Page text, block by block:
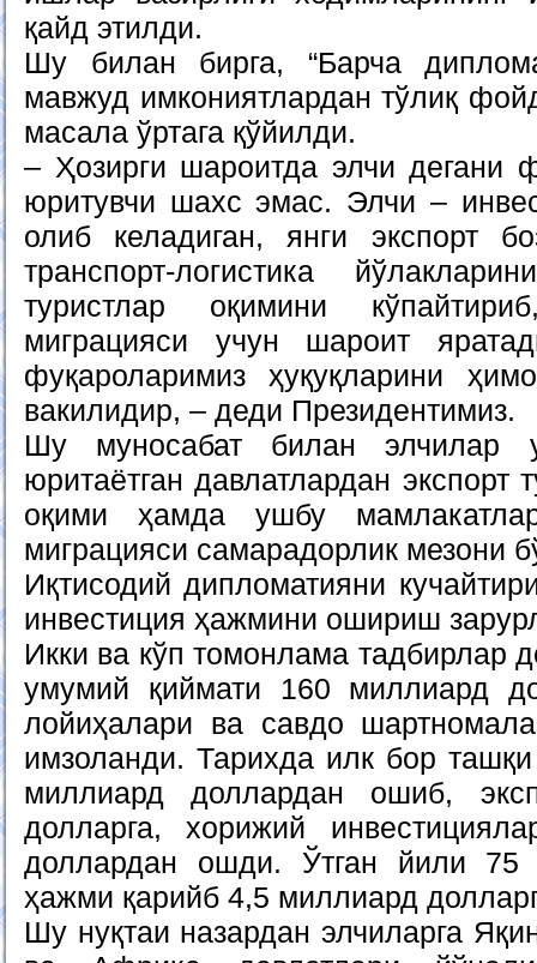
қайд этилди.
Шу билан бирга, “Барча
мавжуд имкониятлардан тўлиқ
масала ўртага қўйилди.
– Ҳозирги шароитда элчи дегани
юритувчи шахс эмас. Элчи –
олиб келадиган, янги экспорт
транспорт-логистика
туристлар оқимини
миграцияси учун шароит
фуқароларимиз ҳуқуқларини
вакилидир, – деди Президентимиз.
Шу муносабат билан элчилар
юритаётган давлатлардан экспорт
оқими ҳамда ушбу
миграцияси самарадорлик мезони
Иқтисодий дипломатияни
инвестиция ҳажмини ошириш
Икки ва кўп томонлама тадбирлар
умумий қиймати 160 миллиард
лойиҳалари ва савдо
имзоланди. Тарихда илк бор
миллиард доллардан ошиб,
долларга, хорижий
доллардан ошди. Ўтган йили 75
ҳажми қарийб 4,5 миллиард
Шу нуқтаи назардан элчиларга